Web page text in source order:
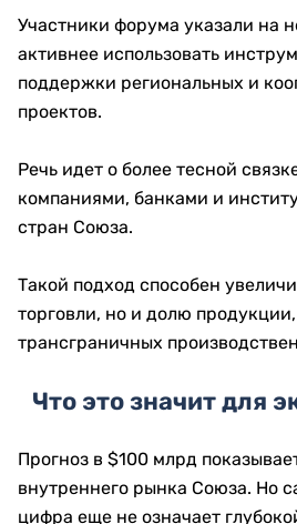
Участники форума указали на
активнее использовать
поддержки региональных и
проектов.
Речь идет о более тесной
компаниями, банками и
стран Союза.
Такой подход способен
торговли, но и долю
трансграничных
Что это значит для
Прогноз в $100 млрд
внутреннего рынка Союза. Но
цифра еще не означает